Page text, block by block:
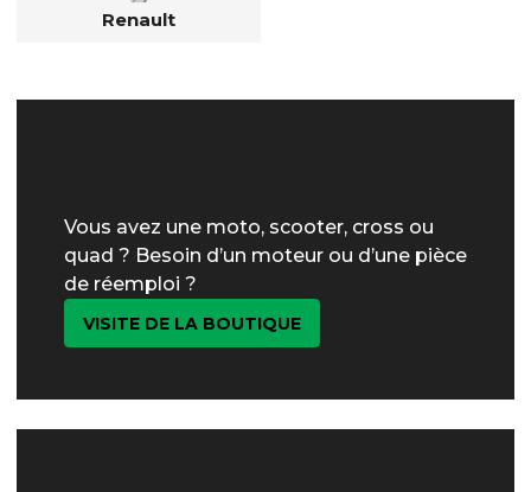
Renault
Vous avez une moto, scooter, cross ou
quad ? Besoin d’un moteur ou d’une pièce
de réemploi ?
VISITE DE LA BOUTIQUE